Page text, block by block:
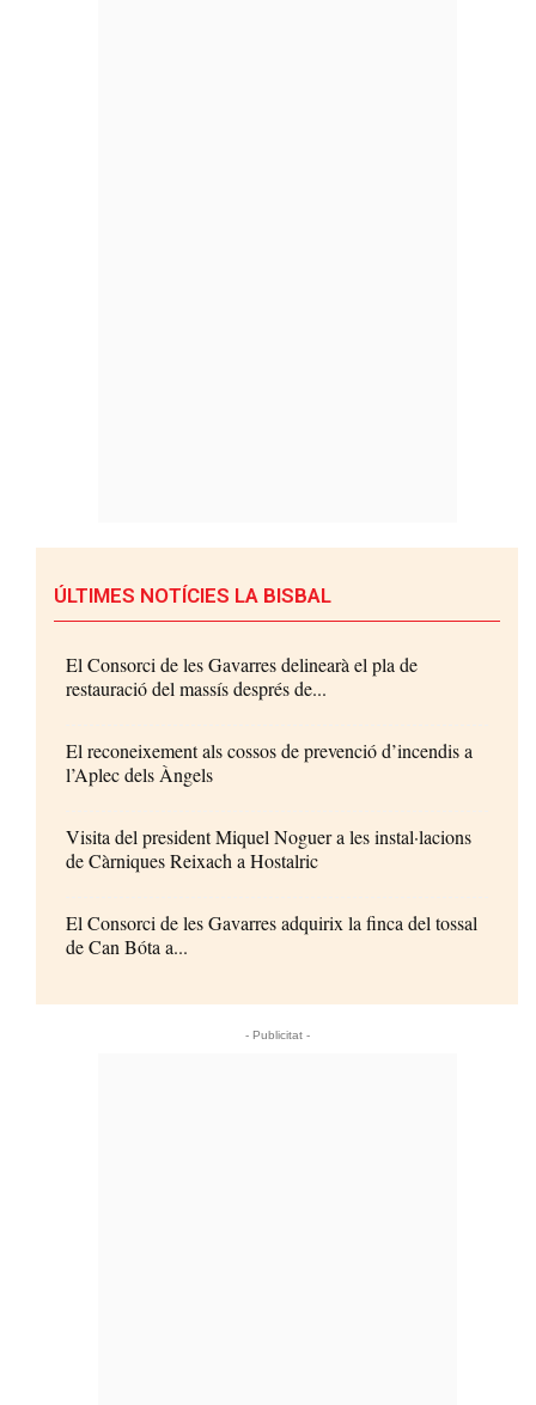
ÚLTIMES NOTÍCIES LA BISBAL
El Consorci de les Gavarres delinearà el pla de
restauració del massís després de...
El reconeixement als cossos de prevenció d’incendis a
l’Aplec dels Àngels
Visita del president Miquel Noguer a les instal·lacions
de Càrniques Reixach a Hostalric
El Consorci de les Gavarres adquirix la finca del tossal
de Can Bóta a...
- Publicitat -